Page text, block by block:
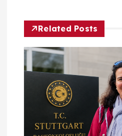
g
e
z
Related Posts